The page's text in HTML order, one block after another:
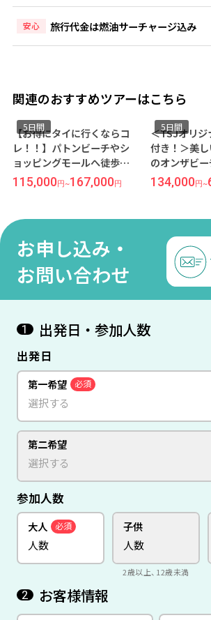
安心 旅行代金は燃油サーチャージ込み
関連のおすすめツアーはこちら
【お得にタイに行くならコ
レ！！】パトンビーチやシ
ョッピングモールへ徒歩圏
内『バウマンブリ ホテル』
宿泊 往復日本語ガイド送迎
イパシフィック航空利用 プ
5日間
115,000円~167,000円
＜TSJオリ
付き！＞美
のオンザビ
『ビヨンド
宿泊 往復日
ンガポール
ット3泊5日
5日間
134,000円~
お申し込み・
お問い合わせ
1 出発日・参加人数
出発日
第一希望 必須
第二希望
参加人数
大人 必須 子供
2歳以上、12歳未満
2 お客様情報